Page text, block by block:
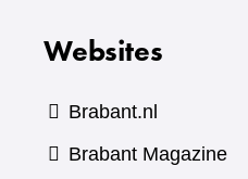
Websites
Brabant.nl
Brabant Magazine